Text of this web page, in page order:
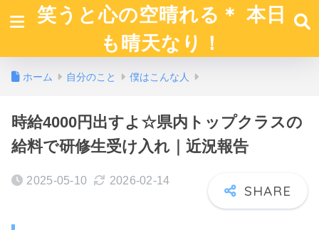
笑うと心の空晴れる＊ 本日
も晴天なり！
ホーム 自分のこと 僕はこんな人
時給4000円出すよ☆県内トップクラスの
給料で研修生受け入れ｜近況報告
2025-05-10 2026-02-14